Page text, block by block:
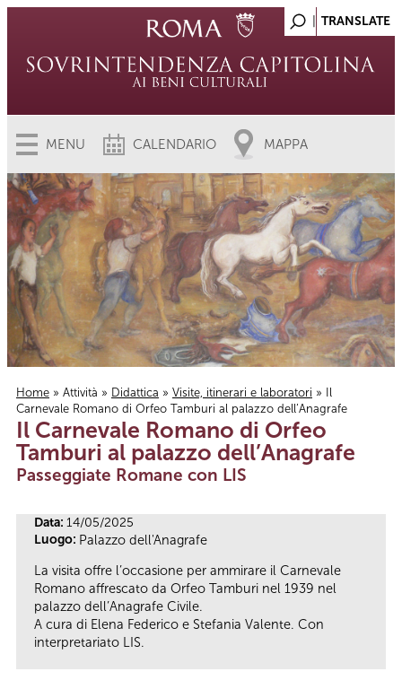
MENU CALENDARIO MAPPA
Tu sei qui
Home » Attività » Didattica » Visite, itinerari e laboratori » Il
Carnevale Romano di Orfeo Tamburi al palazzo dell’Anagrafe
Il Carnevale Romano di Orfeo
Tamburi al palazzo dell’Anagrafe
Passeggiate Romane con LIS
Data: 14/05/2025
Luogo: Palazzo dell'Anagrafe
La visita offre l’occasione per ammirare il Carnevale
Romano affrescato da Orfeo Tamburi nel 1939 nel
palazzo dell’Anagrafe Civile.
A cura di Elena Federico e Stefania Valente. Con
interpretariato LIS.